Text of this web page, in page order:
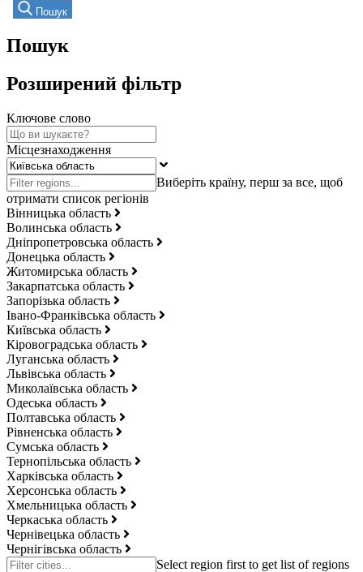
Пошук
Пошук
Розширений фільтр
Ключове слово
Місцезнаходження
Вінницька область
Волинська область
Дніпропетровська область
Донецька область
Житомирська область
Закарпатська область
Запорізька область
Івано-Франківська область
Київська область
Кіровоградська область
Луганська область
Львівська область
Миколаївська область
Одеська область
Полтавська область
Рівненська область
Сумська область
Тернопільська область
Харківська область
Херсонська область
Хмельницька область
Черкаська область
Чернівецька область
Чернігівська область